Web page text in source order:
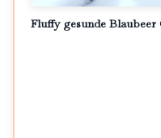
Fluffy gesunde Blaubeer